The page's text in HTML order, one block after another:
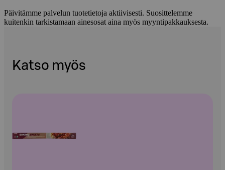
Päivitämme palvelun tuotetietoja aktiivisesti. Suosittelemme
kuitenkin tarkistamaan ainesosat aina myös myyntipakkauksesta.
Katso myös